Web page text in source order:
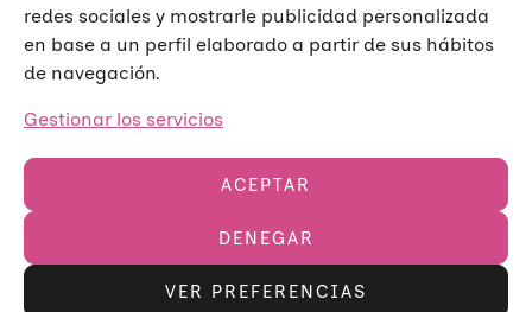
redes sociales y mostrarle publicidad personalizada
en base a un perfil elaborado a partir de sus hábitos
de navegación.
Gestionar los servicios
ACEPTAR
DENEGAR
VER PREFERENCIAS
Unión de Asociaciones Familiares © 2023
Aviso legalPolítica de privacidadPolítica de cookies